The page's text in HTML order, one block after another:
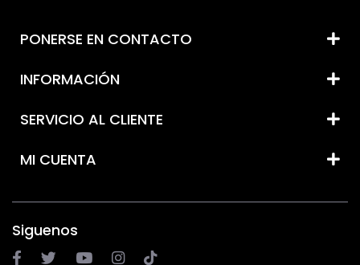
PONERSE EN CONTACTO
INFORMACIÓN
SERVICIO AL CLIENTE
MI CUENTA
Siguenos